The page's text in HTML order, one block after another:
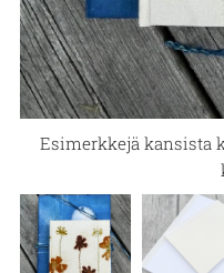
Esimerkkejä kansista
Pienempi